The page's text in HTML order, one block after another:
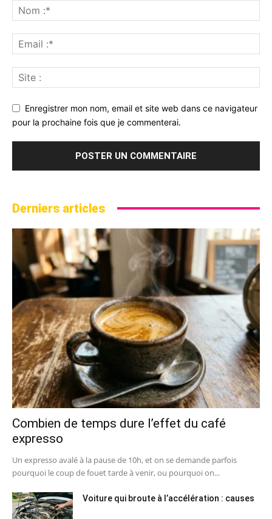
Enregistrer mon nom, email et site web dans ce navigateur
pour la prochaine fois que je commenterai.
Derniers articles
Combien de temps dure l’effet du café
expresso
Un expresso avalé à la pause de 10h, et on se demande parfois
pourquoi le coup de fouet tarde à venir, ou pourquoi on...
Voiture qui broute à l’accélération : causes